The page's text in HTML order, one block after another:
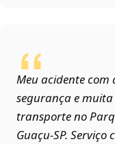
Meu acidente com
segurança e
transporte no
Guaçu‑SP. Serviço